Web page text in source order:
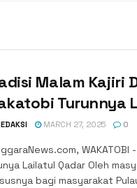
Malam Kajiri
Turunnya
MARCH 27, 2025 0
Lailatul Qadar Oleh
bagi masyarakat